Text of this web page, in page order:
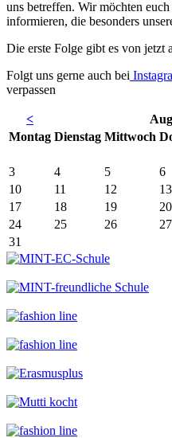
uns betreffen. Wir möchten
informieren, die besonders
Die erste Folge gibt es von jetzt
Folgt uns gerne auch bei
verpassen
<
Montag Dienstag Mittwoch
3
4 5 6
10
11 12 13
17
18 19 20
24
25 26 27
31